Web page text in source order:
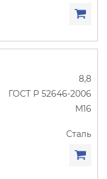
8,8
ГОСТ Р 52646-2006
М16
Сталь